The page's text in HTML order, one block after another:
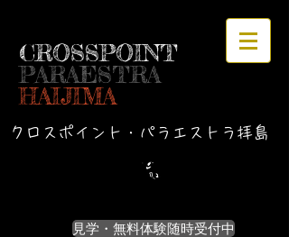
CROSSPOINT
PARAESTRA
HAIJIMA
クロスポイント・パラエストラ拝島
見学・無料体験随時受付中